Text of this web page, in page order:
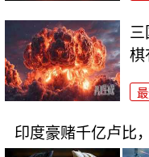
三
棋
印度豪赌千亿卢比